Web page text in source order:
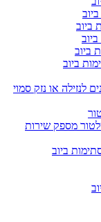
לנזילה או נזק סמוי
שירות